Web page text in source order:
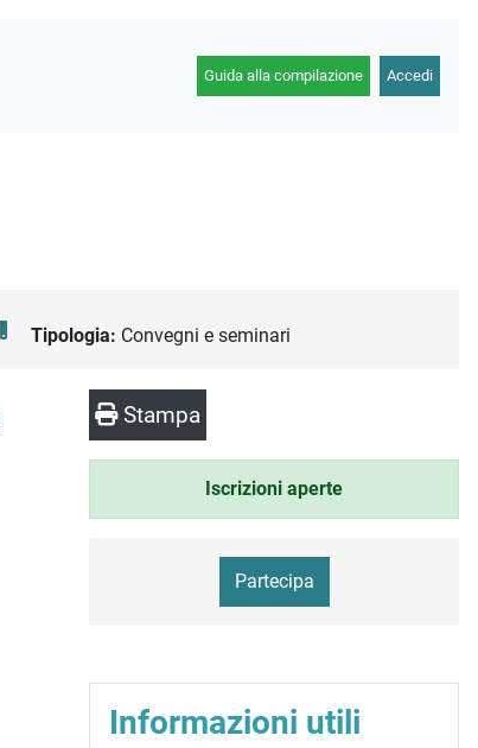
Guida alla compilazione Accedi
Tipologia: Convegni e seminari
Stampa
Iscrizioni aperte
Partecipa
Informazioni utili